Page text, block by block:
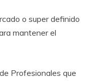
o super definido
mantener el
Profesionales que